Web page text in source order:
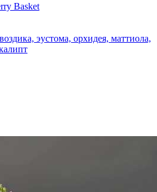
Basket
эустома, орхидея, маттиола,